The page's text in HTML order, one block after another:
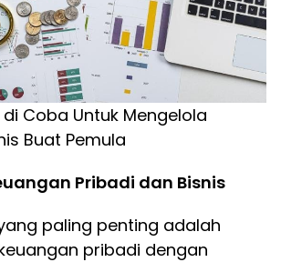
di Coba Untuk Mengelola
Buat Pemula
Pribadi dan Bisnis
paling penting adalah
pribadi dengan